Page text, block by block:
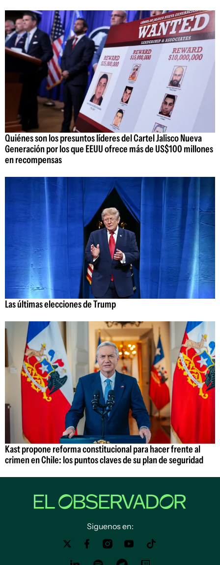
Quiénes son los presuntos líderes del Cartel Jalisco Nueva
Generación por los que EEUU ofrece más de US$100 millones
en recompensas
Las últimas elecciones de Trump
Kast propone reforma constitucional para hacer frente al
crimen en Chile: los puntos claves de su plan de seguridad
Siguenos en: